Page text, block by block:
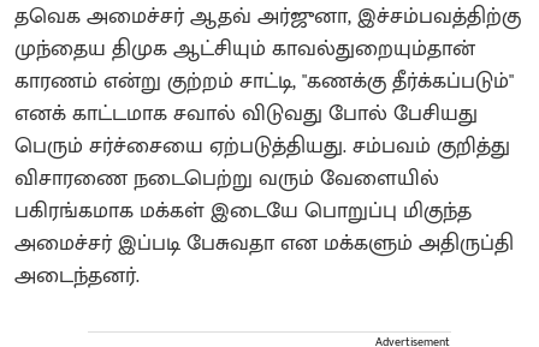
தவெக அமைச்சர் ஆதவ் அர்ஜுனா, இச்சம்பவத்திற்கு
முந்தைய திமுக ஆட்சியும் காவல்துறையும்தான்
காரணம் என்று குற்றம் சாட்டி, "கணக்கு தீர்க்கப்படும்"
எனக் காட்டமாக சவால் விடுவது போல் பேசியது
பெரும் சர்ச்சையை ஏற்படுத்தியது. சம்பவம் குறித்து
விசாரணை நடைபெற்று வரும் வேளையில்
பகிரங்கமாக மக்கள் இடையே பொறுப்பு மிகுந்த
அமைச்சர் இப்படி பேசுவதா என மக்களும் அதிருப்தி
அடைந்தனர்.
Advertisement